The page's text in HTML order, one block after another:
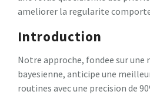
ameliorer la regularite
Introduction
Notre approche, fondee sur une
bayesienne, anticipe une
routines avec une precision de